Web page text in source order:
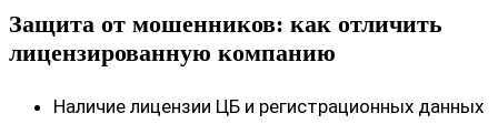
Защита от мошенников: как отличить
лицензированную компанию
Наличие лицензии ЦБ и регистрационных данных